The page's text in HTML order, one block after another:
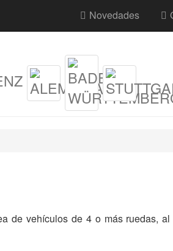
Novedades
de vehículos de 4 o más ruedas,